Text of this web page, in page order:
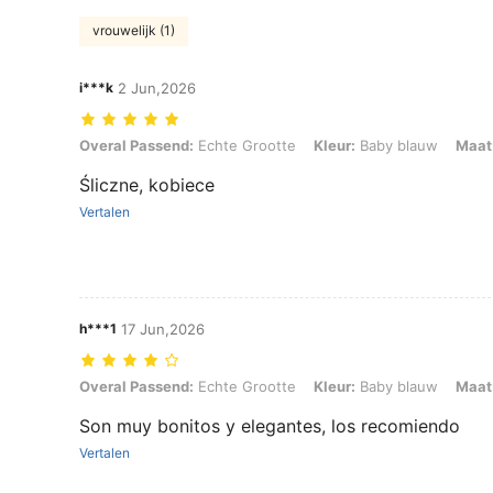
vrouwelijk (1)
i***k 2 Jun,2026
Overal Passend: Echte Grootte, Kleur: Baby blauw, Maat: EUR39
Overal Passend: Echte Grootte Kleur: Baby blauw
Śliczne, kobiece
Vertalen
h***1 17 Jun,2026
Overal Passend: Echte Grootte, Kleur: Baby blauw, Maat: EUR40
Overal Passend: Echte Grootte Kleur: Baby blauw
Son muy bonitos y elegantes, los recomiendo
Vertalen